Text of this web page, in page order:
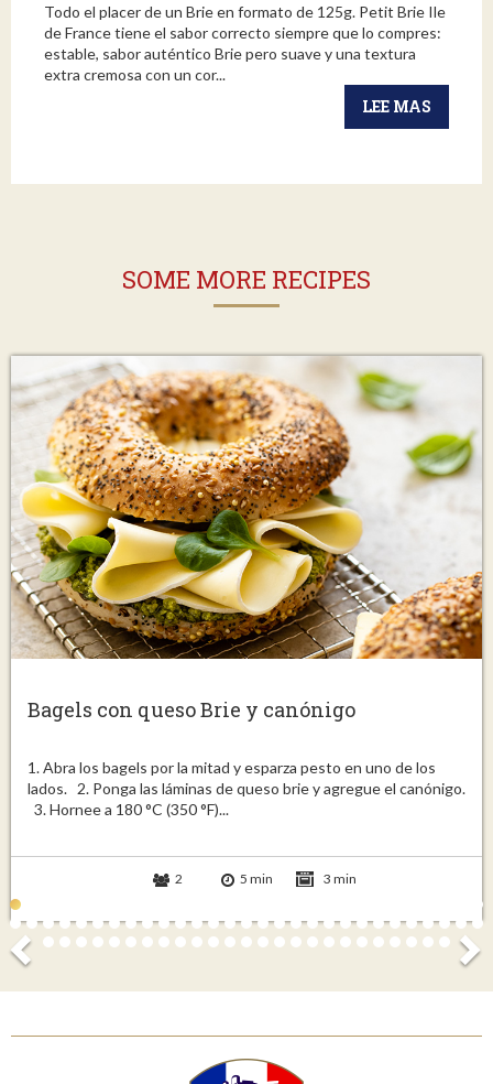
Todo el placer de un Brie en formato de 125g. Petit Brie Ile
de France tiene el sabor correcto siempre que lo compres:
estable, sabor auténtico Brie pero suave y una textura
extra cremosa con un cor...
LEE MAS
SOME MORE RECIPES
Bagels con queso Brie y canónigo
1. Abra los bagels por la mitad y esparza pesto en uno de los
lados. 2. Ponga las láminas de queso brie y agregue el canónigo.
3. Hornee a 180 °C (350 °F)...
2 5 min 3 min